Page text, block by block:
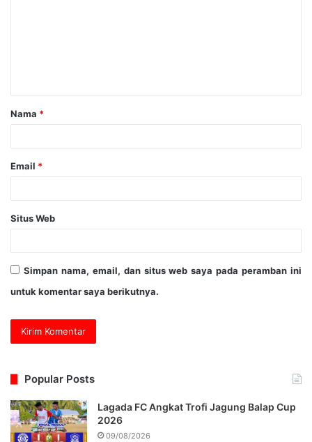
Nama *
Email *
Situs Web
Simpan nama, email, dan situs web saya pada peramban ini
untuk komentar saya berikutnya.
Popular Posts
Lagada FC Angkat Trofi Jagung Balap Cup
2026
09/08/2026